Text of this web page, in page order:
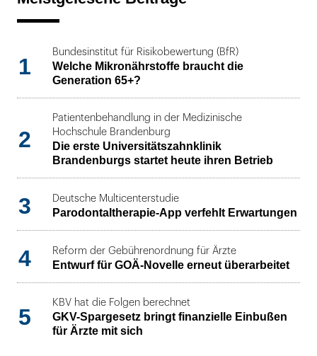
1
Bundesinstitut für Risikobewertung (BfR)
Welche Mikronährstoffe braucht die
Generation 65+?
2
Patientenbehandlung in der Medizinische
Hochschule Brandenburg
Die erste Universitätszahnklinik
Brandenburgs startet heute ihren Betrieb
3 Deutsche Multicenterstudie
Parodontaltherapie-App verfehlt Erwartungen
4 Reform der Gebührenordnung für Ärzte
Entwurf für GOÄ-Novelle erneut überarbeitet
5
KBV hat die Folgen berechnet
GKV-Spargesetz bringt finanzielle Einbußen
für Ärzte mit sich